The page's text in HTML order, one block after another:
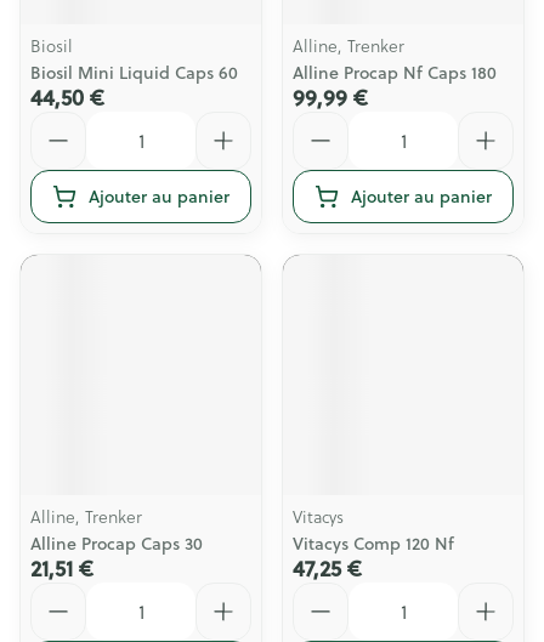
Biosil
Biosil Mini Liquid Caps 60
44,50 €
Ajouter au panier
Alline, Trenker
Alline Procap Nf Caps 180
99,99 €
Ajouter au panier
Alline, Trenker
Alline Procap Caps 30
21,51 €
Vitacys
Vitacys Comp 120 Nf
47,25 €